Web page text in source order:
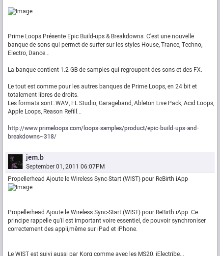
Prime Loops Présente Epic Build-ups & Breakdowns. C'est une nouvelle
banque de sons qui permet de surfer sur les styles House, Trance, Techno,
Electro, Dance...
La banque contient 1.2 GB de samples qui regroupent des sons et des FX.
Le tout est comme pour les autres banques de Prime Loops, en 24 bit et
totalement libres de droits.
Les formats sont:.WAV, FL Studio, Garageband, Ableton Live Pack, Acid Loops,
Apple Loops, Reason Refill...
http://www.primeloops.com/loops-samples/product/epic-build-ups-and-
breakdowns~318/
jem.b
September 01, 2011 06:07PM
Propellerhead Ajoute le Wireless Sync-Start (WIST) pour ReBirth iApp
Propellerhead Ajoute le Wireless Sync-Start (WIST) pour ReBirth iApp. Ce
principe rappelle qu'il est important voire essentiel, de pouvoir synchroniser
correctement des appli,même sur iPad et iPhone.
Le WIST est suivi aussi par Korg comme avec les MS20, iElectribe...